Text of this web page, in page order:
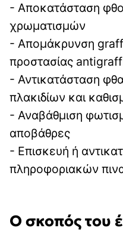
- Αποκατάσταση
χρωματισμών
- Απομάκρυνση
προστασίας
- Αντικατάσταση
πλακιδίων και
- Αναβάθμιση
αποβάθρες
- Επισκευή ή
πληροφοριακών
Ο σκοπός του